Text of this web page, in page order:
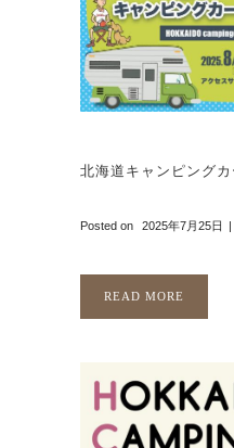
北海道キャンピング
Posted on 2025年7月25日
READ MORE